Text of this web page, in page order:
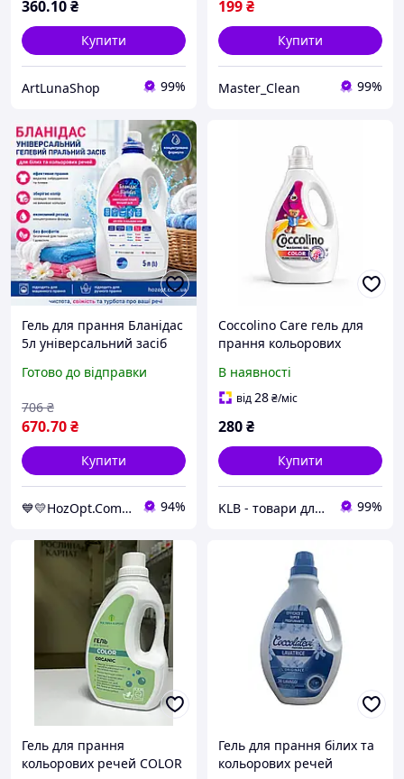
360.10₴
Купити
ArtLunaShop 99%
199₴
Купити
Master_Clean 99%
Гель для прання Бланідас
5л універсальний засіб
речей, рідкий пральний
Готово до відправки
670.70₴
706 ₴
Купити
💙💛HozOpt.Com.Ua 94%
Coccolino Care гель для
прання кольорових
В наявності
від28₴/міс
280₴
Купити
KLB - товари для дому, дітей та тварин 99%
Гель для прання
кольорових речей COLOR
Гель для прання білих та
кольорових речей